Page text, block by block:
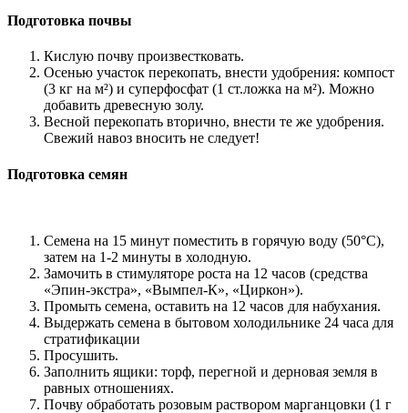
Подготовка почвы
Кислую почву произвестковать.
Осенью участок перекопать, внести удобрения: компост
(3 кг на м²) и суперфосфат (1 ст.ложка на м²). Можно
добавить древесную золу.
Весной перекопать вторично, внести те же удобрения.
Свежий навоз вносить не следует!
Подготовка семян
Семена на 15 минут поместить в горячую воду (50°С),
затем на 1-2 минуты в холодную.
Замочить в стимуляторе роста на 12 часов (средства
«Эпин-экстра», «Вымпел-К», «Циркон»).
Промыть семена, оставить на 12 часов для набухания.
Выдержать семена в бытовом холодильнике 24 часа для
стратификации
Просушить.
Заполнить ящики: торф, перегной и дерновая земля в
равных отношениях.
Почву обработать розовым раствором марганцовки (1 г